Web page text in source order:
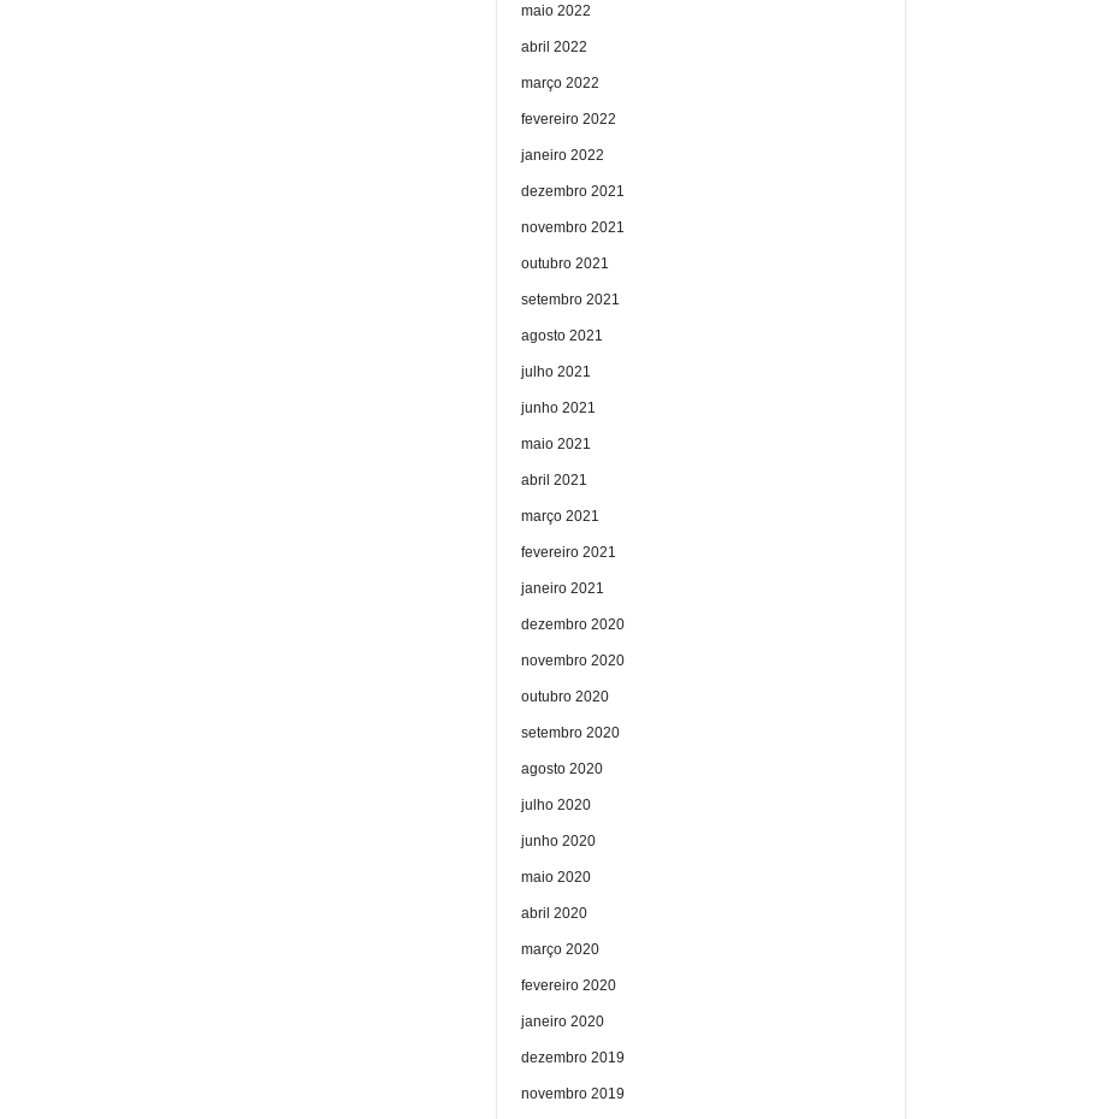
maio 2022
abril 2022
março 2022
fevereiro 2022
janeiro 2022
dezembro 2021
novembro 2021
outubro 2021
setembro 2021
agosto 2021
julho 2021
junho 2021
maio 2021
abril 2021
março 2021
fevereiro 2021
janeiro 2021
dezembro 2020
novembro 2020
outubro 2020
setembro 2020
agosto 2020
julho 2020
junho 2020
maio 2020
abril 2020
março 2020
fevereiro 2020
janeiro 2020
dezembro 2019
novembro 2019